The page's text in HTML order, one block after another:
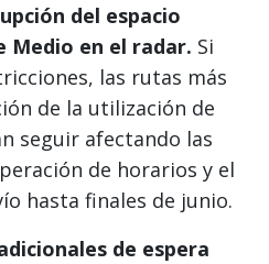
del espacio
Medio en el radar. Si
las rutas más
de la utilización de
seguir afectando las
de horarios y el
hasta finales de junio.
de espera